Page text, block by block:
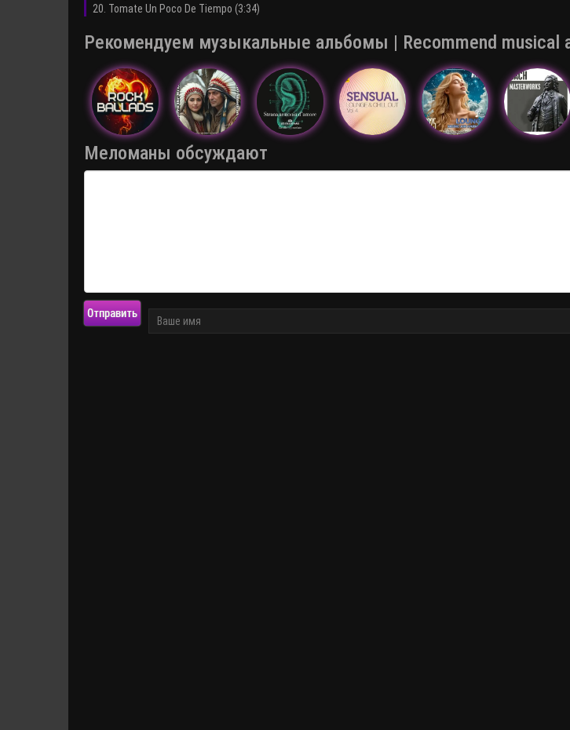
20. Tomate Un Poco De Tiempo (3:34)
Рекомендуем музыкальные альбомы | Recommend musical
Меломаны обсуждают
Отправить